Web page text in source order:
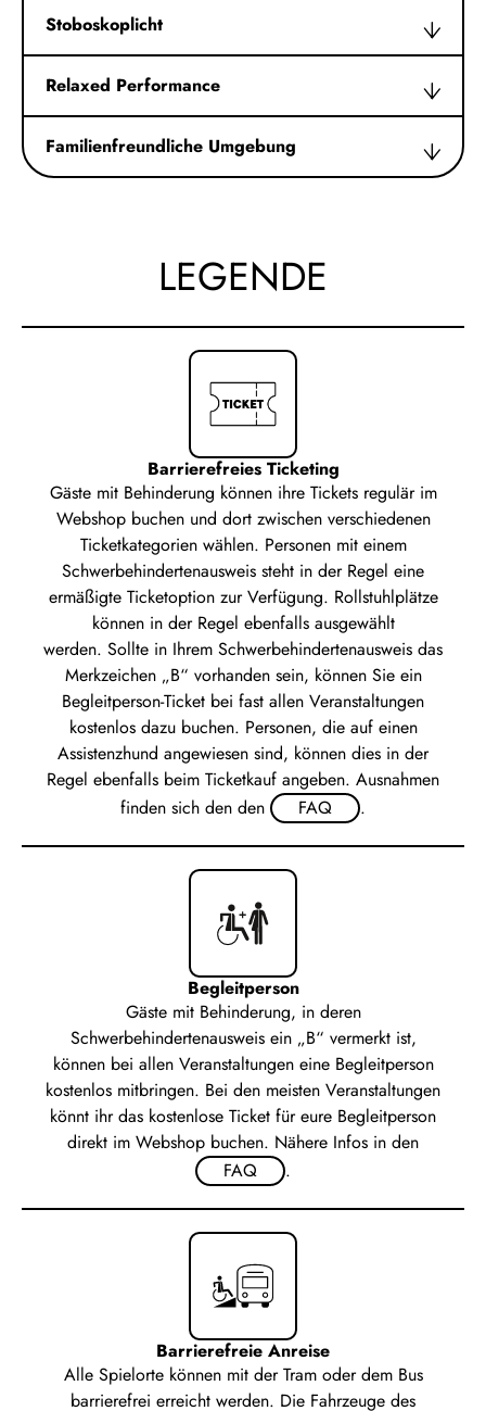
Stoboskoplicht
Relaxed Performance
Familienfreundliche Umgebung
LEGENDE
Barrierefreies Ticketing
Gäste mit Behinderung können ihre Tickets regulär im
Webshop buchen und dort zwischen verschiedenen
Ticketkategorien wählen. Personen mit einem
Schwerbehindertenausweis steht in der Regel eine
ermäßigte Ticketoption zur Verfügung. Rollstuhlplätze
können in der Regel ebenfalls ausgewählt
werden. Sollte in Ihrem Schwerbehindertenausweis das
Merkzeichen „B“ vorhanden sein, können Sie ein
Begleitperson-Ticket bei fast allen Veranstaltungen
kostenlos dazu buchen. Personen, die auf einen
Assistenzhund angewiesen sind, können dies in der
Regel ebenfalls beim Ticketkauf angeben. Ausnahmen
finden sich den den
FAQ .
Begleitperson
Gäste mit Behinderung, in deren
Schwerbehindertenausweis ein „B“ vermerkt ist,
können bei allen Veranstaltungen eine Begleitperson
kostenlos mitbringen. Bei den meisten Veranstaltungen
könnt ihr das kostenlose Ticket für eure Begleitperson
direkt im Webshop buchen. Nähere Infos in den
FAQ
.
Barrierefreie Anreise
Alle Spielorte können mit der Tram oder dem Bus
barrierefrei erreicht werden. Die Fahrzeuge des